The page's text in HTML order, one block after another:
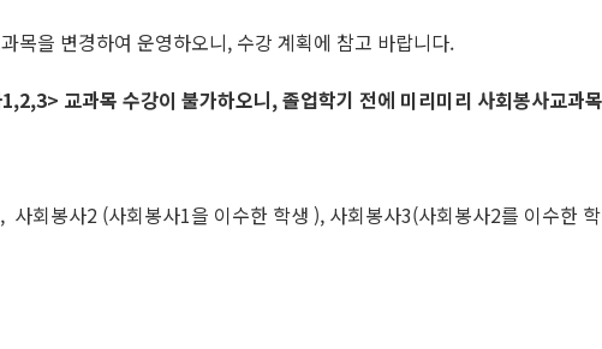
목을 변경하여 운영하오니, 수강 계획에 참고 바랍니다.
교과목 수강이 불가하오니,졸업학기 전에 미리미리 사회봉사교과
회봉사2 (사회봉사1을 이수한 학생 ), 사회봉사3(사회봉사2를 이수한